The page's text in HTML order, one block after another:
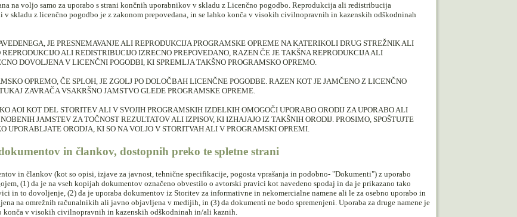
na voljo samo za uporabo s strani končnih uporabnikov v skladu z Licenčno pogodbo. Reprodukcija ali redistribucija
v skladu z licenčno pogodbo je z zakonom prepovedana, in se lahko konča v visokih civilnopravnih in kazenskih odškodninah
JE PRESNEMAVANJE ALI REPRODUKCIJA PROGRAMSKE OPREME NA KATERIKOLI DRUG STREŽNIK ALI
ALI REDISTRIBUCIJO IZRECNO PREPOVEDANO, RAZEN ČE JE TAKŠNA REPRODUKCIJA ALI
DOVOLJENA V LICENČNI POGODBI, KI SPREMLJA TAKŠNO PROGRAMSKO OPREMO.
OPREMO, ČE SPLOH, JE ZGOLJ PO DOLOČBAH LICENČNE POGODBE. RAZEN KOT JE JAMČENO Z LICENČNO
ZAVRAČA VSAKRŠNO JAMSTVO GLEDE PROGRAMSKE OPREME.
AOI KOT DEL STORITEV ALI V SVOJIH PROGRAMSKIH IZDELKIH OMOGOČI UPORABO ORODIJ ZA UPORABO ALI
JAMSTEV ZA TOČNOST REZULTATOV ALI IZPISOV, KI IZHAJAJO IZ TAKŠNIH ORODIJ. PROSIMO, SPOŠTUJTE
UPORABLJATE ORODJA, KI SO NA VOLJO V STORITVAH ALI V PROGRAMSKI OPREMI.
in člankov, dostopnih preko te spletne strani
in člankov (kot so opisi, izjave za javnost, tehnične specifikacije, pogosta vprašanja in podobno- "Dokumenti") z uporabo
(1) da je na vseh kopijah dokumentov označeno obvestilo o avtorski pravici kot navedeno spodaj in da je prikazano tako
in to dovoljenje, (2) da je uporaba dokumentov iz Storitev za informativne in nekomercialne namene ali le za osebno uporabo in
na omrežnih računalnikih ali javno objavljena v medijih, in (3) da dokumenti ne bodo spremenjeni. Uporaba za druge namene je
konča v visokih civilnopravnih in kazenskih odškodninah in/ali kaznih.